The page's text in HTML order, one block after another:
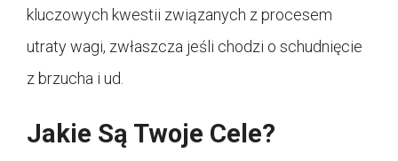
kluczowych kwestii związanych z procesem
utraty wagi, zwłaszcza jeśli chodzi o schudnięcie
z brzucha i ud.
Jakie Są Twoje Cele?